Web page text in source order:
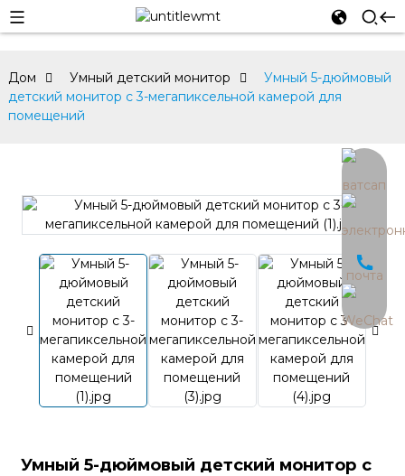
Дом Умный детский монитор
Умный 5-дюймовый
детский монитор с 3-мегапиксельной камерой для
помещений
Умный 5-дюймовый детский монитор с